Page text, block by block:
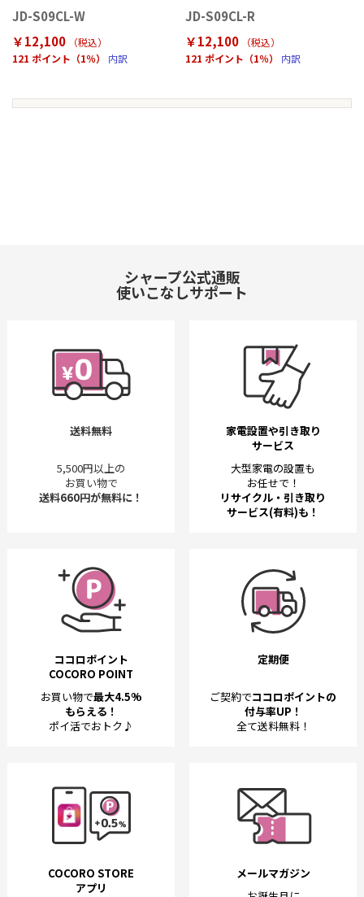
JD-S09CL-W
￥12,100
（税込）
121 ポイント（1％）
内訳
JD-S09CL-R
￥12,100
（税込）
121 ポイント（1％）
内訳
シャープ公式通販
使いこなしサポート
送料無料
5,500円以上の
お買い物で
送料660円が無料に！
家電設置や引き取り
サービス
大型家電の設置も
お任せで！
リサイクル・引き取り
サービス(有料)も！
ココロポイント
COCORO POINT
お買い物で最大4.5%
もらえる！
ポイ活でおトク♪
定期便
ご契約でココロポイントの
付与率UP！
全て送料無料！
COCORO STORE
アプリ
メールマガジン